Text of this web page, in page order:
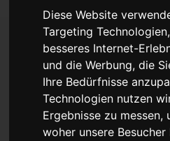
Diese Website
Targeting
besseres Internet-
und die Werbung, die
Ihre Bedürfnisse
Technologien nutzen
Ergebnisse zu messen,
woher unsere
Neue